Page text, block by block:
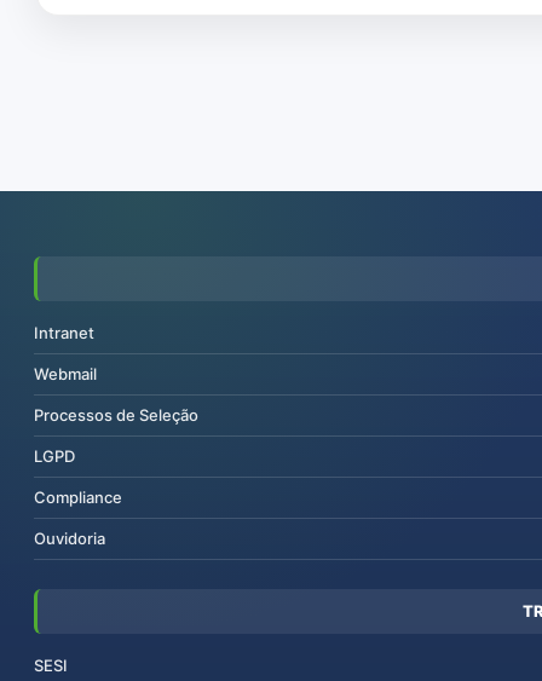
Intranet
Webmail
Processos de Seleção
LGPD
Compliance
Ouvidoria
SESI